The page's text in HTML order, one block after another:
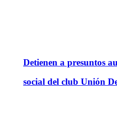
Detienen a presuntos
social del club Unión